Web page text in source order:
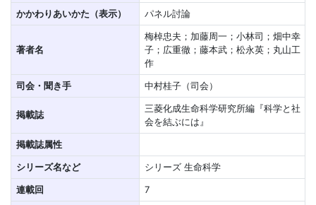
かかわりあいかた（表示）
パネル討論
著者名
梅棹忠夫；加藤周一；小林司；畑中幸
子；広重徹；藤本武；松永英；丸山工
作
司会・聞き手
中村桂子（司会）
掲載誌
三菱化成生命科学研究所編『科学と社
会を結ぶには』
掲載誌属性
シリーズ名など
シリーズ 生命科学
連載回
7